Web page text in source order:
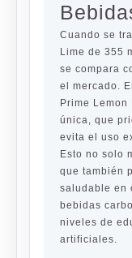
Cuando se
Lime de 355
se compara
el mercado.
Prime
única, que
evita el uso
Esto no solo
que también
saludable en
bebidas
niveles de
artificiales.